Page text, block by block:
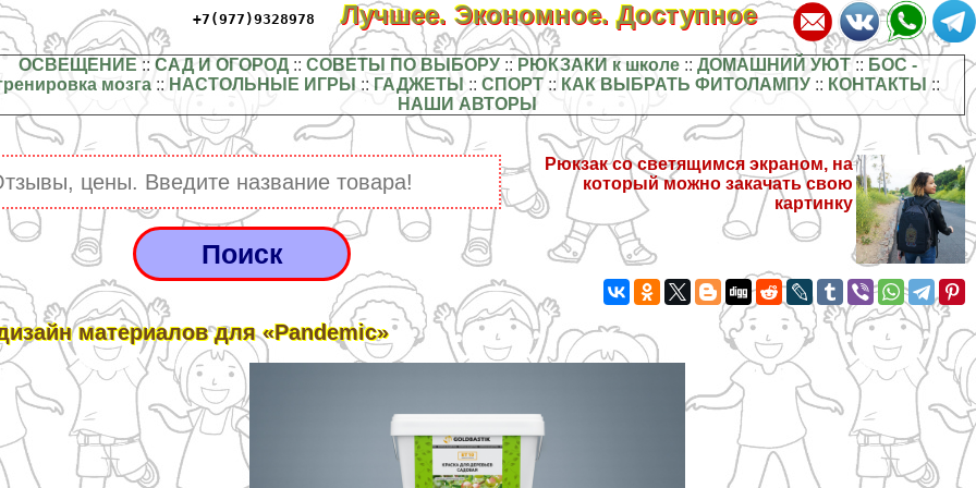
+7(977)9328978 Лучшее. Экономное. Доступное
ОСВЕЩЕНИЕ :: САД И ОГОРОД:: СОВЕТЫ ПО ВЫБОРУ:: РЮКЗАКИ к школе:: ДОМАШНИЙ УЮТ:: БОС -
мозга :: НАСТОЛЬНЫЕ ИГРЫ :: ГАДЖЕТЫ ::СПОРТ :: КАК ВЫБРАТЬ ФИТОЛАМПУ :: КОНТАКТЫ ::
НАШИ АВТОРЫ
Рюкзак со светящимся экраном, на
который можно закачать свою
картинку
материалов для «Pandemic»